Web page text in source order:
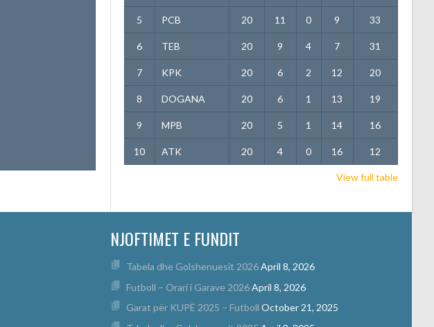
5 PCB 20 11 0 9 33
6 TEB 20 9 4 7 31
7 KPK 20 6 2 12 20
8 DOGANA 20 6 1 13 19
9 MPB 20 5 1 14 16
10 ATK 20 4 0 16 12
View full table
NJOFTIMET E FUNDIT
Tabela dhe Golshenuesit 2026 April 8, 2026
Futboll – Orari i Garave 2026 April 8, 2026
Garat për KUPË 2025 – Futboll October 21, 2025